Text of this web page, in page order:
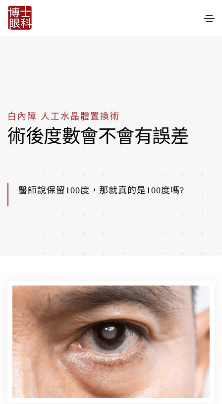
白內障 人工水晶體置換術
術後度數會不會有誤差
醫師說保留100度，那就真的是100度嗎?